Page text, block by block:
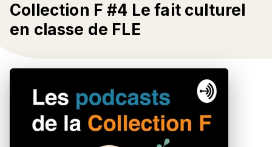
Collection F #4 Le fait culturel
en classe de FLE